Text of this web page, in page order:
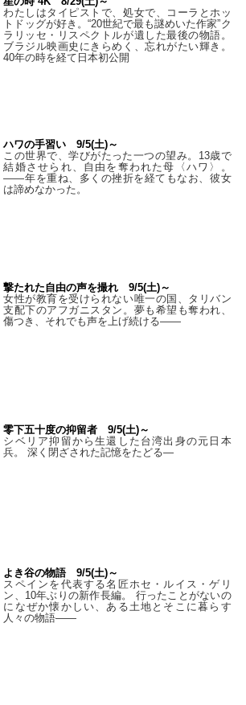
わたしはタイピストで、処⼥で、コーラとホッ
トドッグが好き。“20世紀で最も謎めいた作家”ク
ラリッセ・リスペクトルが遺した最後の物語。
ブラジル映画史にきらめく、忘れがたい輝き。
40年の時を経て⽇本初公開
ハワの手習い 9/5(土)～
この世界で、学びがたった一つの望み。13歳で
結婚させられ、自由を奪われた母〈ハワ〉。
——年を重ね、多くの挫折を経てもなお、彼女
は諦めなかった。
撃たれた自由の声を撮れ 9/5(土)～
女性が教育を受けられない唯一の国、タリバン
支配下のアフガニスタン。夢も希望も奪われ、
傷つき、それでも声を上げ続ける——
零下五十度の抑留者 9/5(土)～
シベリア抑留から生還した台湾出身の元日本
兵。 深く閉ざされた記憶をたどる—
よき谷の物語 9/5(土)～
スペインを代表する名匠ホセ・ルイス・ゲリ
ン、10年ぶりの新作長編。 行ったことがないの
になぜか懐かしい、ある土地とそこに暮らす
人々の物語――